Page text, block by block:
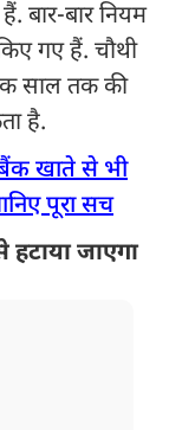
बार-बार नियम
गए हैं. चौथी
साल तक की
है.
खाते से भी
पूरा सच
जाएगा